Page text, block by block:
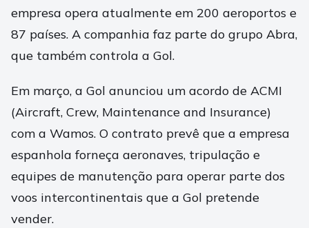
empresa opera atualmente em 200 aeroportos e
87 países. A companhia faz parte do grupo Abra,
que também controla a Gol.
Em março, a Gol anunciou um acordo de ACMI
(Aircraft, Crew, Maintenance and Insurance)
com a Wamos. O contrato prevê que a empresa
espanhola forneça aeronaves, tripulação e
equipes de manutenção para operar parte dos
voos intercontinentais que a Gol pretende
vender.